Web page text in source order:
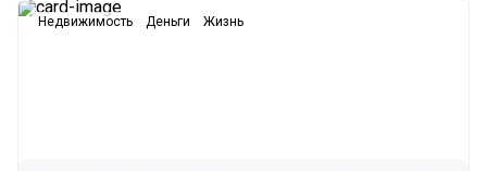
Недвижимость Деньги Жизнь